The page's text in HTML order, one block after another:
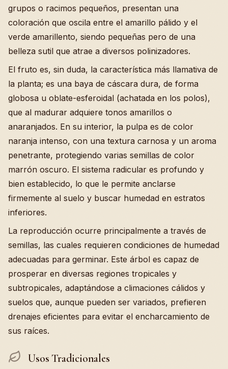
grupos o racimos pequeños, presentan una
coloración que oscila entre el amarillo pálido y el
verde amarillento, siendo pequeñas pero de una
belleza sutil que atrae a diversos polinizadores.
El fruto es, sin duda, la característica más llamativa de
la planta; es una baya de cáscara dura, de forma
globosa u oblate-esferoidal (achatada en los polos),
que al madurar adquiere tonos amarillos o
anaranjados. En su interior, la pulpa es de color
naranja intenso, con una textura carnosa y un aroma
penetrante, protegiendo varias semillas de color
marrón oscuro. El sistema radicular es profundo y
bien establecido, lo que le permite anclarse
firmemente al suelo y buscar humedad en estratos
inferiores.
La reproducción ocurre principalmente a través de
semillas, las cuales requieren condiciones de humedad
adecuadas para germinar. Este árbol es capaz de
prosperar en diversas regiones tropicales y
subtropicales, adaptándose a climaciones cálidos y
suelos que, aunque pueden ser variados, prefieren
drenajes eficientes para evitar el encharcamiento de
sus raíces.
Usos Tradicionales